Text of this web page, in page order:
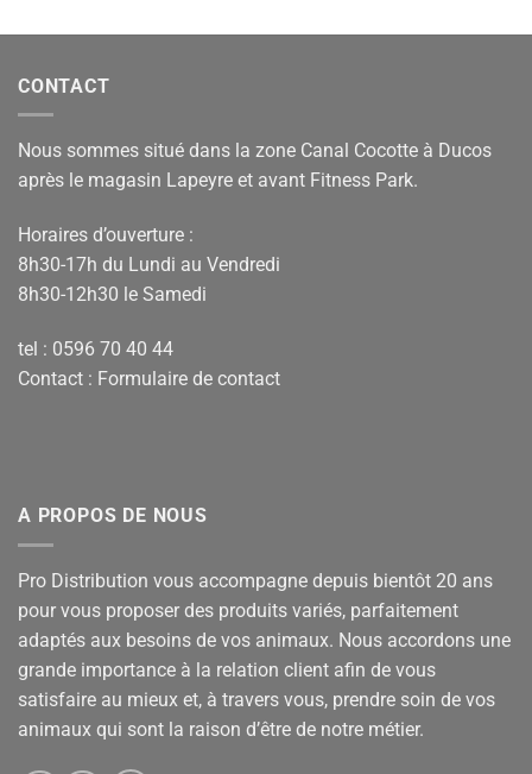
CONTACT
Nous sommes situé dans la zone Canal Cocotte à Ducos
après le magasin Lapeyre et avant Fitness Park.
Horaires d’ouverture :
8h30-17h du Lundi au Vendredi
8h30-12h30 le Samedi
tel : 0596 70 40 44
Contact : Formulaire de contact
A PROPOS DE NOUS
Pro Distribution vous accompagne depuis bientôt 20 ans
pour vous proposer des produits variés, parfaitement
adaptés aux besoins de vos animaux. Nous accordons une
grande importance à la relation client afin de vous
satisfaire au mieux et, à travers vous, prendre soin de vos
animaux qui sont la raison d’être de notre métier.